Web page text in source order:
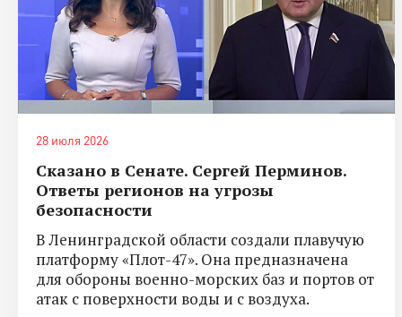
28 июля 2026
Сказано в Сенате. Сергей Перминов.
Ответы регионов на угрозы
безопасности
В Ленинградской области создали плавучую
платформу «Плот-47». Она предназначена
для обороны военно-морских баз и портов от
атак с поверхности воды и с воздуха.